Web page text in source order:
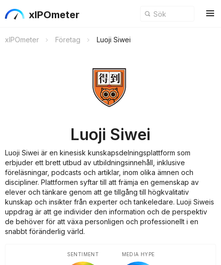
xIPOmeter
xIPOmeter Företag Luoji Siwei
Luoji Siwei
Luoji Siwei är en kinesisk kunskapsdelningsplattform som
erbjuder ett brett utbud av utbildningsinnehåll, inklusive
föreläsningar, podcasts och artiklar, inom olika ämnen och
discipliner. Plattformen syftar till att främja en gemenskap av
elever och tänkare genom att ge tillgång till högkvalitativ
kunskap och insikter från experter och tankeledare. Luoji Siweis
uppdrag är att ge individer den information och de perspektiv
de behöver för att växa personligen och professionellt i en
snabbt föränderlig värld.
SENTIMENT MEDIA HYPE